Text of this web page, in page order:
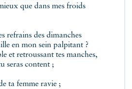
que dans mes froids
refrains des dimanches
en mon sein palpitant ?
et retroussant tes manches,
seras content ;
ta femme ravie ;